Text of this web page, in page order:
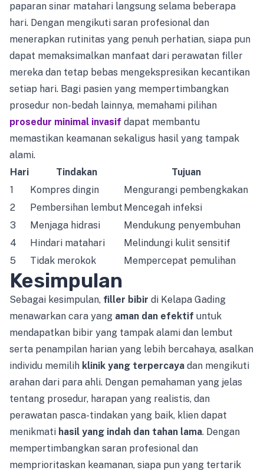
paparan sinar matahari langsung selama beberapa
hari. Dengan mengikuti saran profesional dan
menerapkan rutinitas yang penuh perhatian, siapa pun
dapat memaksimalkan manfaat dari perawatan filler
mereka dan tetap bebas mengekspresikan kecantikan
setiap hari. Bagi pasien yang mempertimbangkan
prosedur non-bedah lainnya, memahami pilihan
prosedur minimal invasif dapat membantu
memastikan keamanan sekaligus hasil yang tampak
alami.
Hari
Tindakan
Tujuan
1
Kompres dingin
Mengurangi pembengkakan
2
Pembersihan lembut Mencegah infeksi
3
Menjaga hidrasi
Mendukung penyembuhan
4
Hindari matahari
Melindungi kulit sensitif
5
Tidak merokok Mempercepat pemulihan
Kesimpulan
Sebagai kesimpulan, filler bibir di Kelapa Gading
menawarkan cara yang aman dan efektif untuk
mendapatkan bibir yang tampak alami dan lembut
serta penampilan harian yang lebih bercahaya, asalkan
individu memilih klinik yang terpercaya dan mengikuti
arahan dari para ahli. Dengan pemahaman yang jelas
tentang prosedur, harapan yang realistis, dan
perawatan pasca-tindakan yang baik, klien dapat
menikmati hasil yang indah dan tahan lama. Dengan
mempertimbangkan saran profesional dan
memprioritaskan keamanan, siapa pun yang tertarik